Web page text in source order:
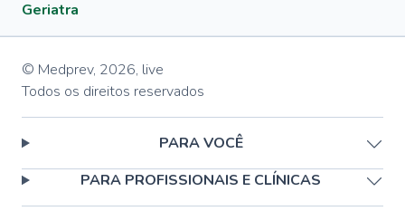
Geriatra
© Medprev, 2026, live
Todos os direitos reservados
PARA VOCÊ
PARA PROFISSIONAIS E CLÍNICAS